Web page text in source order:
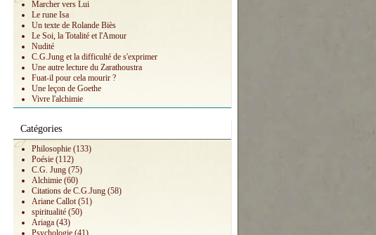
Marcher vers Lui
Le rune Isa
Un texte de Rolande Biès
Le Soi, la Totalité et l'Amour
Nudité
C.G.Jung et la difficulté de s'exprimer
Une autre lecture du Zarathoustra
Fuat-il pour cela mourir ?
Une leçon de Goethe
Vivre l'alchimie
Catégories
Philosophie (133)
Poésie (112)
C.G. Jung (75)
Alchimie (60)
Citations de C.G.Jung (58)
Ariane Callot(51)
spiritualité (50)
Ariaga (43)
Psychologie (41)